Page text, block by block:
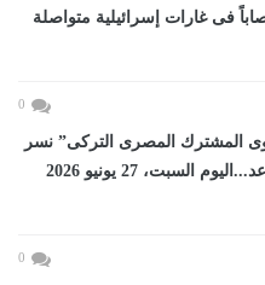
بينهم طفلان و27 مصاباً فى غارات إسرائيلية متواصلة
0
المشترك المصرى التركى” نسر
الأناضول 2026” بإحدي القواعد...اليوم السبت، 27 يونيو 2026
0